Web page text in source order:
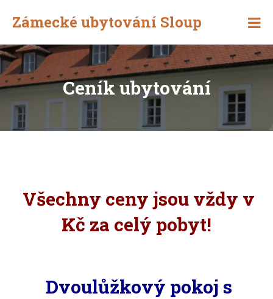
Zámecké ubytování Sloup
Netradiční
ubytování
v
severních
čechách
Ceník ubytování
Všechny ceny jsou vždy v
Kč za celý pobyt!
Dvoulůžkový pokoj s